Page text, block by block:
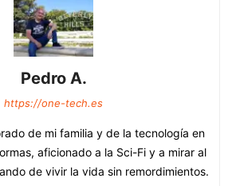
Pedro A.
https://one-tech.es
de mi familia y de la tecnología en
aficionado a la Sci-Fi y a mirar al
de vivir la vida sin remordimientos.